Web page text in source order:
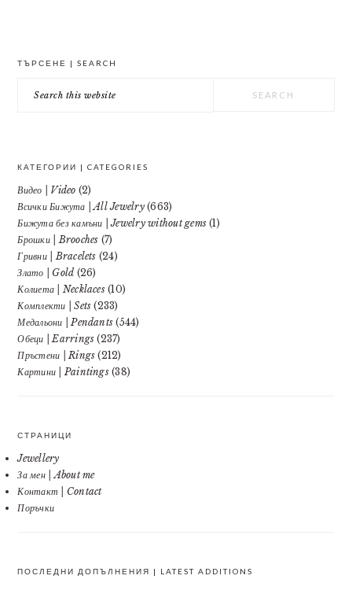
ТЪРСЕНЕ | SEARCH
this
КАТЕГОРИИ | CATEGORIES
Видео | Video (2)
Всички Бижута | All Jewelry(663)
Бижута без камъни | Jewelry without gems (1)
Брошки | Brooches (7)
Гривни | Bracelets (24)
Злато | Gold (26)
Колиета | Necklaces(10)
Комплекти | Sets (233)
Медальони | Pendants (544)
Обеци | Earrings (237)
Пръстени | Rings (212)
Картини | Paintings(38)
СТРАНИЦИ
Jewellery
За мен | About me
Контакт | Contact
Поръчки
ПОСЛЕДНИ ДОПЪЛНЕНИЯ | LATEST ADDITIONS